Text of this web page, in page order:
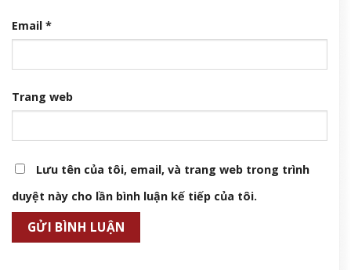
Email *
Trang web
Lưu tên của tôi, email, và trang web trong trình
duyệt này cho lần bình luận kế tiếp của tôi.